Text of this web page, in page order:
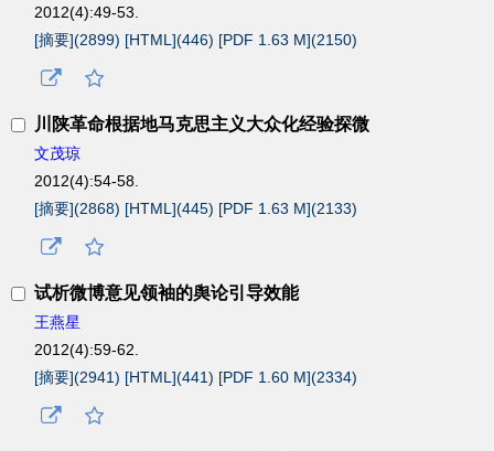
2012(4):49-53.
[摘要](2899) [HTML](446) [PDF 1.63 M](2150)
川陕革命根据地马克思主义大众化经验探微
文茂琼
2012(4):54-58.
[摘要](2868) [HTML](445) [PDF 1.63 M](2133)
试析微博意见领袖的舆论引导效能
王燕星
2012(4):59-62.
[摘要](2941) [HTML](441) [PDF 1.60 M](2334)